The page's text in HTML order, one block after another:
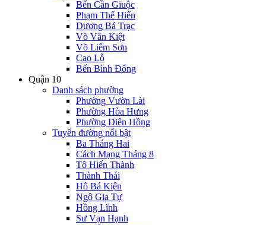
Bến Cần Giuộc
Phạm Thế Hiển
Dương Bá Trạc
Võ Văn Kiệt
Võ Liêm Sơn
Cao Lỗ
Bến Bình Đông
Quận 10
Danh sách phường
Phường Vườn Lài
Phường Hòa Hưng
Phường Diên Hồng
Tuyến đường nổi bật
Ba Tháng Hai
Cách Mạng Tháng 8
Tô Hiến Thành
Thành Thái
Hồ Bá Kiện
Ngô Gia Tự
Hồng Lĩnh
Sư Vạn Hạnh